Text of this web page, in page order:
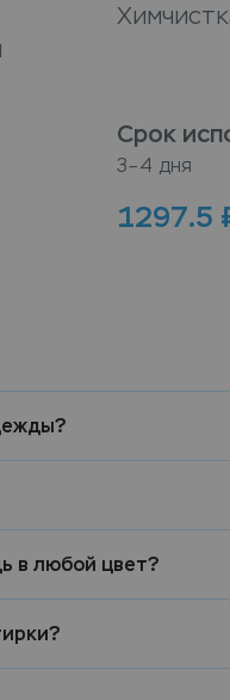
Срок
3–4 дня
1297.5
в любой цвет?